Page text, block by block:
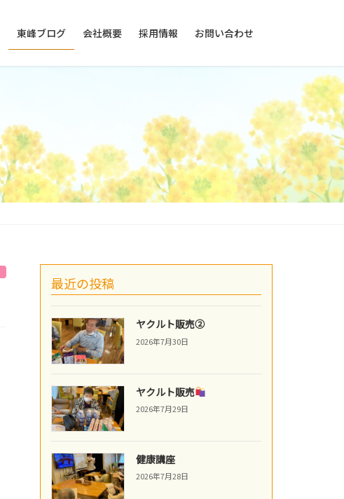
東峰ブログ 会社概要 採用情報 お問い合わせ
最近の投稿
ヤクルト販売②
2026年7月30日
ヤクルト販売
2026年7月29日
健康講座
2026年7月28日